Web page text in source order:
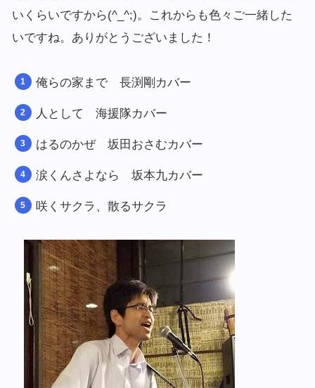
いくらいですから(^_^;)。これからも色々ご一緒した
いですね。ありがとうございました！
俺らの家まで 長渕剛カバー
人として 海援隊カバー
はるのかぜ 坂田おさむカバー
涙くんさよなら 坂本九カバー
咲くサクラ、散るサクラ